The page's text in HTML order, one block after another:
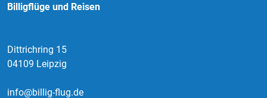
Billigflüge und Reisen
Dittrichring 15
04109 Leipzig
info@billig-flug.de